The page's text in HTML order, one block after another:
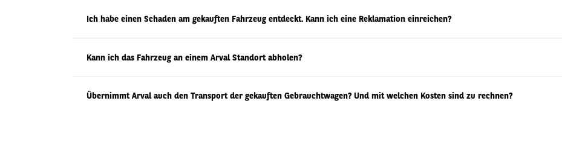
Ich habe einen Schaden am gekauften Fahrzeug entdeckt. Kann ich eine Reklamation einreichen?
Kann ich das Fahrzeug an einem Arval Standort abholen?
Übernimmt Arval auch den Transport der gekauften Gebrauchtwagen? Und mit welchen Kosten sind zu rechnen?